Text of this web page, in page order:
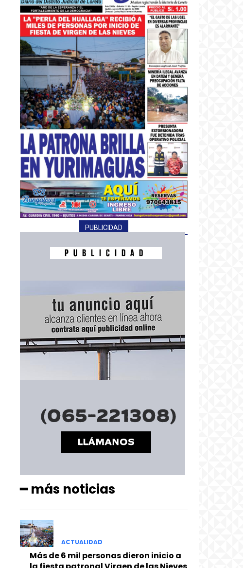
PUBLICIDAD
━ más noticias
ACTUALIDAD
Más de 6 mil personas dieron inicio a